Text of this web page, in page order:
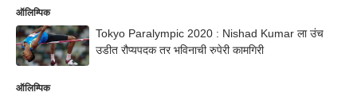
ऑलिम्पिक
Tokyo Paralympic 2020 : Nishad Kumar ला उंच
उडीत रौप्यपदक तर भविनाची रुपेरी कामगिरी
ऑलिम्पिक